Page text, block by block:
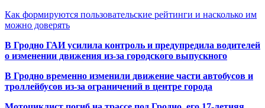
Как формируются пользовательские рейтинги и насколько им
можно доверять
В Гродно ГАИ усилила контроль и предупредила водителей
о изменении движения из-за городского выпускного
В Гродно временно изменили движение части автобусов и
троллейбусов из-за ограничений в центре города